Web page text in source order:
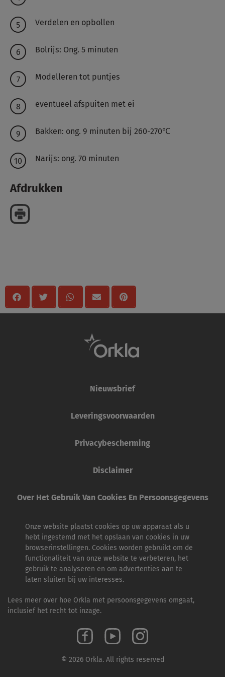
Verdelen en opbollen
Bolrijs: Ong. 5 minuten
Modelleren tot puntjes
eventueel afspuiten met ei
Bakken: ong. 9 minuten bij 260-270℃
Narijs: ong. 70 minuten
Afdrukken
Nieuwsbrief
Leveringsvoorwaarden
Privacybescherming
Disclaimer
Over Het Gebruik Van Cookies En Persoonsgegevens
Onze website plaatst cookies op uw apparaat als u
hebt ingestemd met het opslaan van cookies in uw
browserinstellingen. Cookies worden gebruikt om de
functionaliteit van onze website te verbeteren, het
gebruik te analyseren en om advertenties aan te
laten sluiten bij uw interesses.
Lees meer over hoe Orkla met persoonsgegevens omgaat,
inclusief het recht tot inzage.
© 2026 Orkla. All rights reserved